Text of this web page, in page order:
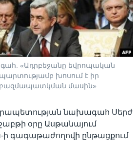
«Ադրբեջանը եվրոպական
խոսում է իր
բազմապատկման մասին»
նախագահ Սերժ
օրը Ասթանայում
ի գագաթաժողովի ընթացքում